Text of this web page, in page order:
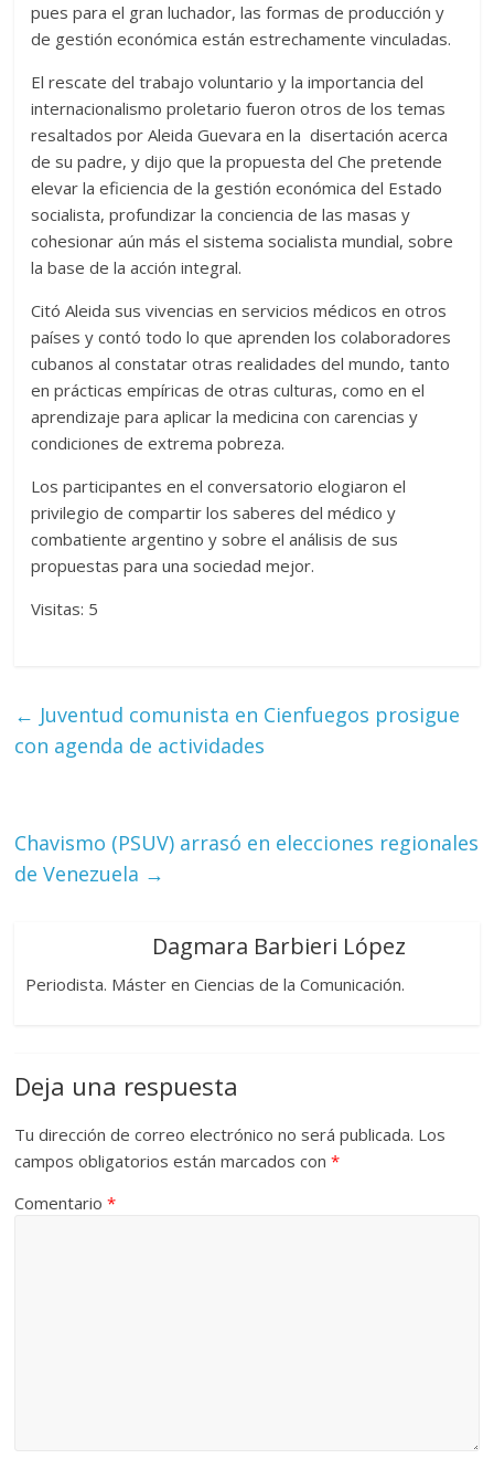
pues para el gran luchador, las formas de producción y
de gestión económica están estrechamente vinculadas.
El rescate del trabajo voluntario y la importancia del
internacionalismo proletario fueron otros de los temas
resaltados por Aleida Guevara en la disertación acerca
de su padre, y dijo que la propuesta del Che pretende
elevar la eficiencia de la gestión económica del Estado
socialista, profundizar la conciencia de las masas y
cohesionar aún más el sistema socialista mundial, sobre
la base de la acción integral.
Citó Aleida sus vivencias en servicios médicos en otros
países y contó todo lo que aprenden los colaboradores
cubanos al constatar otras realidades del mundo, tanto
en prácticas empíricas de otras culturas, como en el
aprendizaje para aplicar la medicina con carencias y
condiciones de extrema pobreza.
Los participantes en el conversatorio elogiaron el
privilegio de compartir los saberes del médico y
combatiente argentino y sobre el análisis de sus
propuestas para una sociedad mejor.
Visitas: 5
← Juventud comunista en Cienfuegos prosigue
con agenda de actividades
Chavismo (PSUV) arrasó en elecciones regionales
de Venezuela →
Dagmara Barbieri López
Periodista. Máster en Ciencias de la Comunicación.
Deja una respuesta
Tu dirección de correo electrónico no será publicada. Los
campos obligatorios están marcados con*
Comentario*